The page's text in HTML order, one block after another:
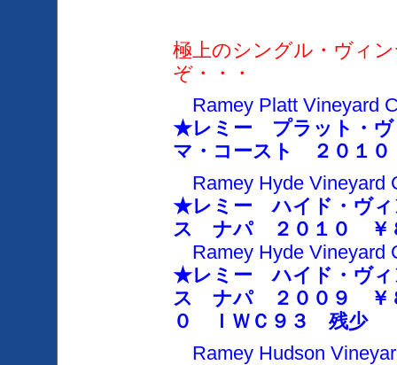
極上のシングル・ヴィ
ぞ・・・
Ramey Platt Vineyard
★レミー プラット・
マ・コースト
２０１０
Ramey Hyde Vineyard
★レミー ハイド・ヴ
ス ナパ
２０１０
Ramey Hyde Vineyard
★レミー ハイド・ヴ
ス ナパ ２００９ ￥
０ ＩＷＣ９３ 残少
Ramey Hudson